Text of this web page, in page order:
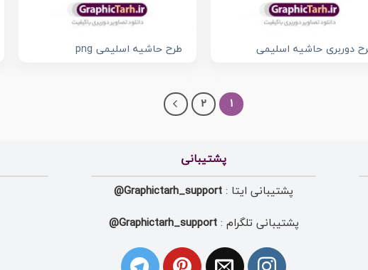
دوربری حاشیه اسلیمی طرح حاشیه اسلیمی png
1
2
پشتیبانی
پشتیبانی ایتا : Graphictarh_support@
پشتیبانی تلگرام :Graphictarh_support@